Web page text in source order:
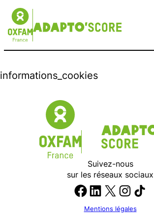
informations_cookies
Suivez-nous
sur les réseaux sociaux
Facebook LinkedIn X Instagram TikTok
Mentions légales
Mon score